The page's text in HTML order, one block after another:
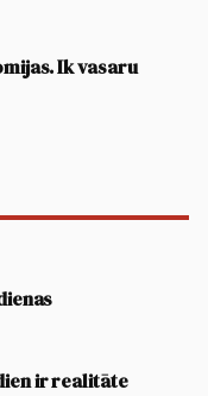
Ik vasaru
ir realitāte